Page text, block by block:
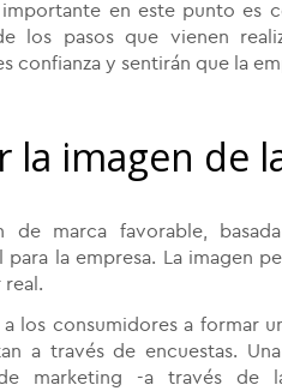
en este punto es
los pasos que vienen
confianza y sentirán que la
la imagen de
de marca favorable,
para la empresa. La imagen
real.
a los consumidores a formar
a través de encuestas.
de marketing -a través de